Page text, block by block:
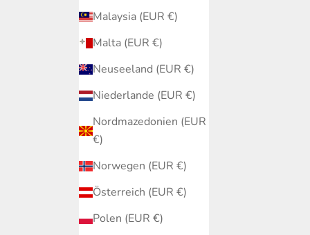
Malaysia (EUR €)
Malta (EUR €)
Neuseeland (EUR €)
Niederlande (EUR €)
Nordmazedonien (EUR
€)
Norwegen (EUR €)
Österreich (EUR €)
Polen (EUR €)